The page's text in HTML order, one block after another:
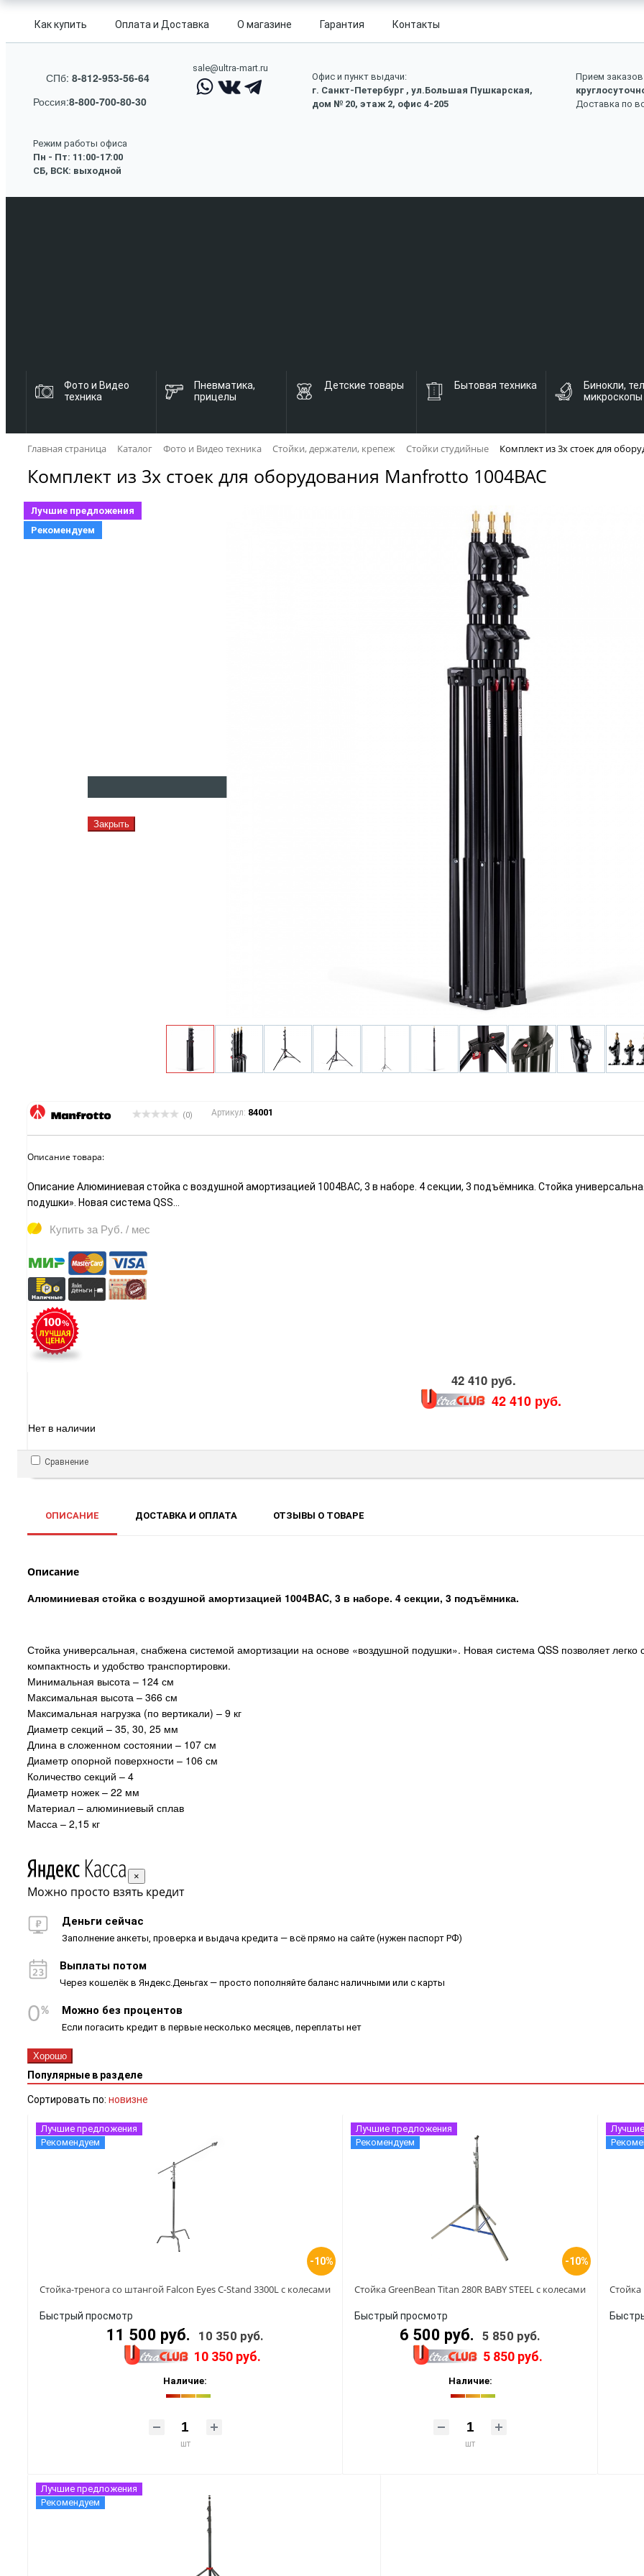
Как купить Оплата и Доставка О магазине Гарантия Контакты
СПб: 8-812-953-56-64
Россия:8-800-700-80-30
sale@ultra-mart.ru
Офис и пункт выдачи:
г. Санкт-Петербург , ул.Большая Пушкарская,
дом № 20, этаж 2, офис 4-205
Прием заказов
Доставка по
Режим работы офиса
Пн - Пт: 11:00-17:00
СБ, ВСК: выходной
Фото и Видео
техника
Пневматика,
прицелы
Детские товары Бытовая техника
Бинокли,
микроскопы
Главная страница Каталог Фото и Видео техника Стойки, держатели, крепеж Стойки студийные Комплект из 3х стоек для
Комплект из 3х стоек для оборудования Manfrotto 1004BAC
Лучшие предложения
Рекомендуем
(0) Артикул: 84001
Описание товара:
Описание Алюминиевая стойка с воздушной амортизацией 1004BAC, 3 в наборе. 4 секции, 3 подъёмника. Стойка
подушки». Новая система QSS...
Купить за Руб. / мес
42 410 руб.
42 410 руб.
Нет в наличии
Сравнение
ОПИСАНИЕ ДОСТАВКА И ОПЛАТА ОТЗЫВЫ О ТОВАРЕ
Описание
Алюминиевая стойка с воздушной амортизацией 1004BAC, 3 в наборе. 4 секции, 3 подъёмника.
Стойка универсальная, снабжена системой амортизации на основе «воздушной подушки». Новая система QSS позволяет легко
компактность и удобство транспортировки.
Минимальная высота – 124 см
Максимальная высота – 366 см
Максимальная нагрузка (по вертикали) – 9 кг
Диаметр секций – 35, 30, 25 мм
Длина в сложенном состоянии – 107 см
Диаметр опорной поверхности – 106 см
Количество секций – 4
Диаметр ножек – 22 мм
Материал – алюминиевый сплав
Масса – 2,15 кг
×
Можно просто взять кредит
Деньги сейчас
Заполнение анкеты, проверка и выдача кредита — всё прямо на сайте (нужен паспорт РФ)
Выплаты потом
Через кошелёк в Яндекс.Деньгах — просто пополняйте баланс наличными или с карты
Можно без процентов
Если погасить кредит в первые несколько месяцев, переплаты нет
Хорошо
Популярные в разделе
Сортировать по: новизне
-10%
Лучшие предложения
Рекомендуем
Стойка-тренога со штангой Falcon Eyes C-Stand 3300L с колесами
Быстрый просмотр
11 500 руб. 10 350 руб.
10 350 руб.
Наличие:
шт
-10%
Лучшие предложения
Рекомендуем
Стойка GreenBean Titan 280R BABY STEEL с колесами
Быстрый просмотр
6 500 руб. 5 850 руб.
5 850 руб.
Наличие:
шт
Стойка
Лучшие предложения
Рекомендуем
Быстрый просмотр
Закрыть